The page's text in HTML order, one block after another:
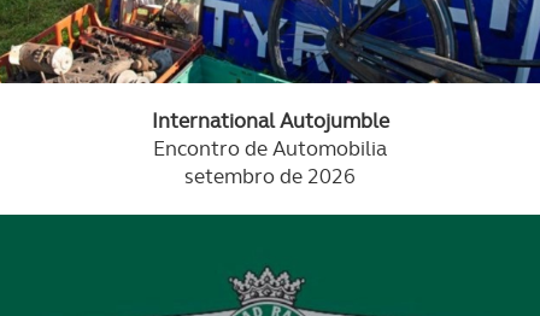
International Autojumble
Encontro de Automobilia
setembro de 2026